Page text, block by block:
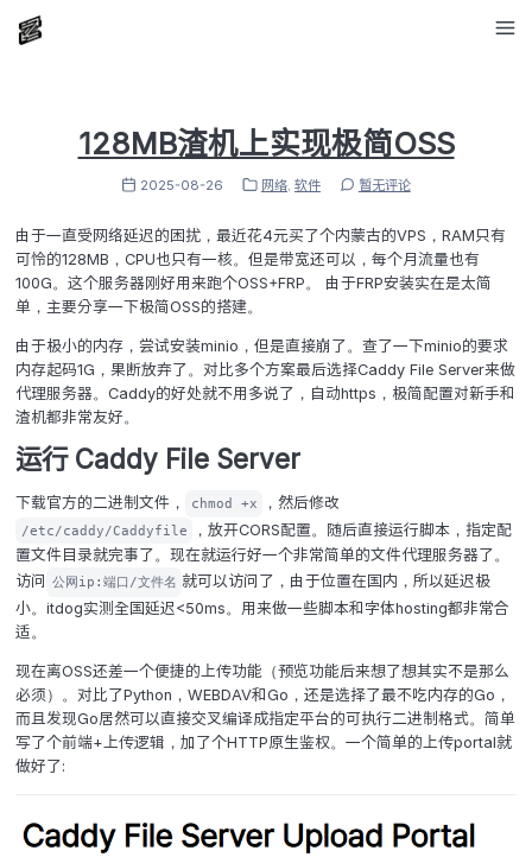
128MB渣机上实现极简
2025-08-26 网络,软件 暂无评论
由于一直受网络延迟的困扰，最近花4元买了个内蒙古的
100G。这个服务器刚好用来跑个OSS+FRP。 由于FRP安装
单，主要分享一下极简OSS的搭建。
由于极小的内存，尝试安装minio，但是直接崩了。查了一
内存起码1G，果断放弃了。对比多个方案最后选择Caddy
代理服务器。Caddy的好处就不用多说了，自动https，极
渣机都非常友好。
运行 Caddy File Server
下载官方的二进制文件，
/etc/caddy/Caddyfile ，放开CORS配置。随后直接运行
置文件目录就完事了。现在就运行好一个非常简单的文件代
访问 公网ip:端口/文件名 就可以访问了，由于位置在国内，
小。itdog实测全国延迟<50ms。用来做一些脚本和字体
现在离OSS还差一个便捷的上传功能（预览功能后来想了想